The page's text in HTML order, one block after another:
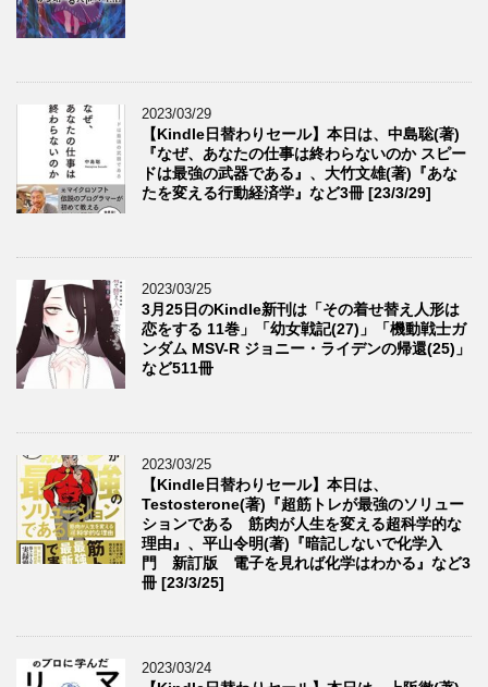
2023/03/29
【Kindle日替わりセール】本日は、中島聡(著)
『なぜ、あなたの仕事は終わらないのか スピー
ドは最強の武器である』、大竹文雄(著)『あな
たを変える行動経済学』など3冊 [23/3/29]
2023/03/25
3月25日のKindle新刊は「その着せ替え人形は
恋をする 11巻」「幼女戦記(27)」「機動戦士ガ
ンダム MSV-R ジョニー・ライデンの帰還(25)」
など511冊
2023/03/25
【Kindle日替わりセール】本日は、
Testosterone(著)『超筋トレが最強のソリュー
ションである 筋肉が人生を変える超科学的な
理由』、平山令明(著)『暗記しないで化学入
門 新訂版 電子を見れば化学はわかる』など3
冊 [23/3/25]
2023/03/24